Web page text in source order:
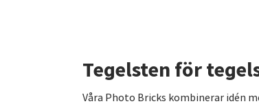
Tegelsten för
Våra Photo Bricks kombinerar